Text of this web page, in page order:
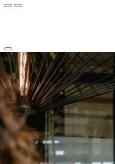
clear
arrow_back_ios_new
favorite
share